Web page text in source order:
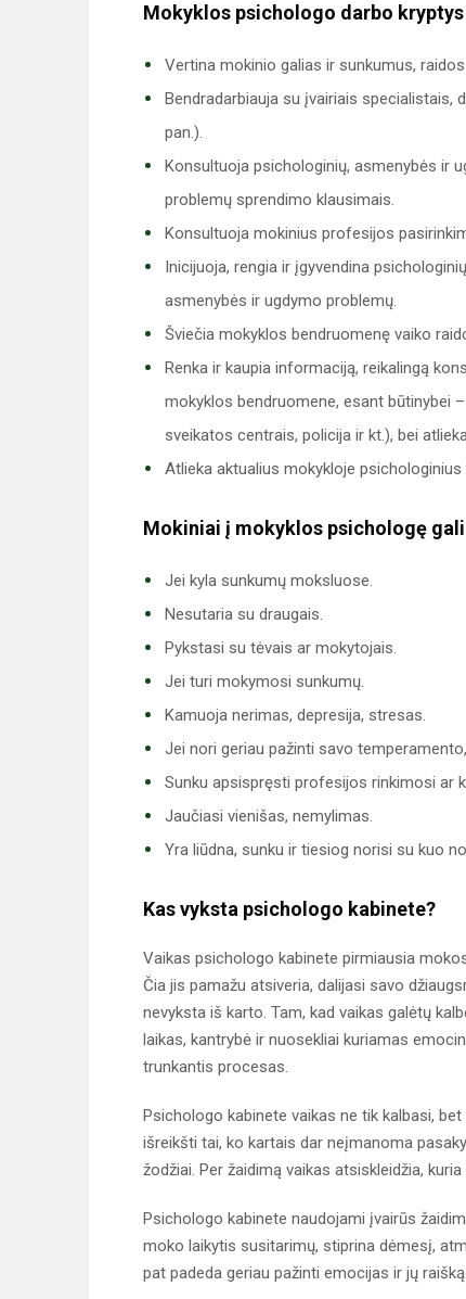
Mokyklos psichologo darbo kryptys
Vertina mokinio galias ir sunkumus,
Bendradarbiauja su įvairiais specialistais,
pan.).
Konsultuoja psichologinių, asmenybės ir
problemų sprendimo klausimais.
Konsultuoja mokinius profesijos
Inicijuoja, rengia ir įgyvendina
asmenybės ir ugdymo problemų.
Šviečia mokyklos bendruomenę vaiko
Renka ir kaupia informaciją, reikalingą
mokyklos bendruomene, esant būtinybei
sveikatos centrais, policija ir kt.), bei
Atlieka aktualius mokykloje
Mokiniai į mokyklos psichologę
Jei kyla sunkumų moksluose.
Nesutaria su draugais.
Pykstasi su tėvais ar mokytojais.
Jei turi mokymosi sunkumų.
Kamuoja nerimas, depresija, stresas.
Jei nori geriau pažinti savo
Sunku apsispręsti profesijos rinkimosi ar
Jaučiasi vienišas, nemylimas.
Yra liūdna, sunku ir tiesiog norisi su kuo
Kas vyksta psichologo kabinete?
Vaikas psichologo kabinete pirmiausia
Čia jis pamažu atsiveria, dalijasi savo
nevyksta iš karto. Tam, kad vaikas galėtų
laikas, kantrybė ir nuosekliai kuriamas
trunkantis procesas.
Psichologo kabinete vaikas ne tik kalbasi,
išreikšti tai, ko kartais dar neįmanoma
žodžiai. Per žaidimą vaikas atsiskleidžia,
Psichologo kabinete naudojami įvairūs
moko laikytis susitarimų, stiprina dėmesį,
pat padeda geriau pažinti emocijas ir jų raišką.